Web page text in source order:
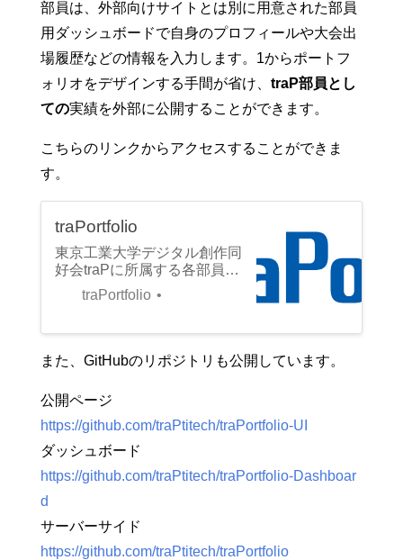
部員は、外部向けサイトとは別に用意された部員
用ダッシュボードで自身のプロフィールや大会出
場履歴などの情報を入力します。1からポートフ
ォリオをデザインする手間が省け、 traP部員とし
ての実績を外部に公開することができます。
こちらのリンクからアクセスすることができま
す。
traPortfolio
東京工業大学デジタル創作同
好会traPに所属する各部員の
活動内容をまとめたポートフ
ォリオサービスです。
traPortfolio
また、GitHubのリポジトリも公開しています。
公開ページ
https://github.com/traPtitech/traPortfolio-UI
ダッシュボード
https://github.com/traPtitech/traPortfolio-Dashboar
d
サーバーサイド
https://github.com/traPtitech/traPortfolio